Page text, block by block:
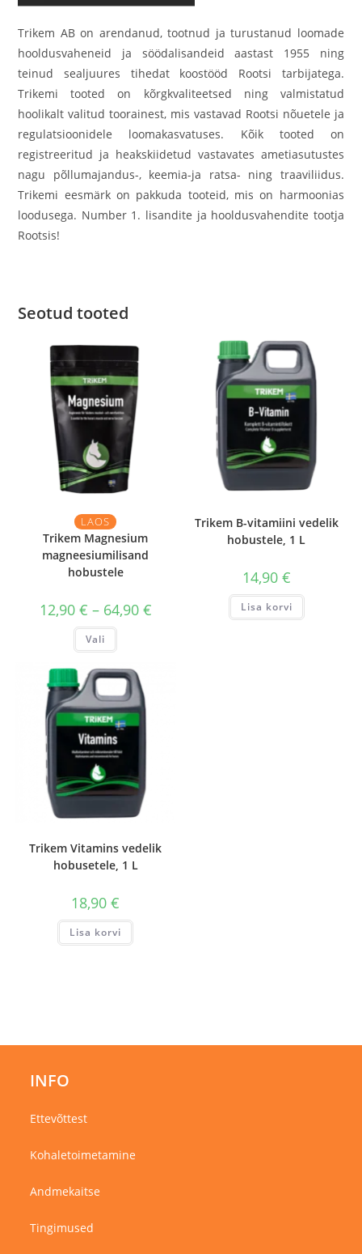
Trikem AB on arendanud, tootnud ja turustanud loomade
hooldusvaheneid ja söödalisandeid aastast 1955 ning
teinud sealjuures tihedat koostööd Rootsi tarbijatega.
Trikemi tooted on kõrgkvaliteetsed ning valmistatud
hoolikalt valitud toorainest, mis vastavad Rootsi nõuetele ja
regulatsioonidele loomakasvatuses. Kõik tooted on
registreeritud ja heakskiidetud vastavates ametiasutustes
nagu põllumajandus-, keemia-ja ratsa- ning traaviliidus.
Trikemi eesmärk on pakkuda tooteid, mis on harmoonias
loodusega. Number 1. lisandite ja hooldusvahendite tootja
Rootsis!
Seotud tooted
LAOS
Trikem Magnesium
magneesiumilisand
hobustele
12,90 € – 64,90 €Hinnavahemik:
12,90 €
Vali
Sellel
on
varianti.
Valikuid
saab
teha
tootelehel.
Trikem B-vitamiini vedelik
hobustele, 1 L
14,90 €
Lisa korvi
Trikem Vitamins vedelik
hobusetele, 1 L
18,90€
Lisa korvi
INFO
Ettevõttest
Kohaletoimetamine
Andmekaitse
Tingimused